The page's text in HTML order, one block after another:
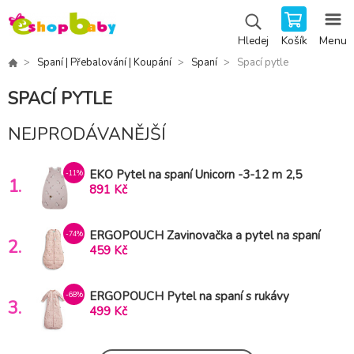
Hledej Košík Menu
Spaní | Přebalování | Koupání Spaní Spací pytle
SPACÍ PYTLE
NEJPRODÁVANĚJŠÍ
1.
-11%
EKO Pytel na spaní Unicorn -3-12 m 2,5
tog
891 Kč
2.
-74%
ERGOPOUCH Zavinovačka a pytel na spaní
2v1 Cocoon Daisies 6-12m, 8-10kg, 2,5tog
459 Kč
3.
-68%
ERGOPOUCH Pytel na spaní s rukávy
organická bavlna Jersey Daisies 8-24m, 8-
499 Kč